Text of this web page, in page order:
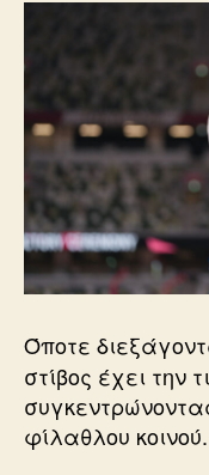
Όποτε
στίβος έχει την
φίλαθλου κοινού.